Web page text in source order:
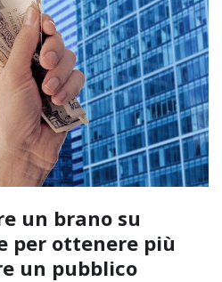
un brano su
per ottenere più
un pubblico